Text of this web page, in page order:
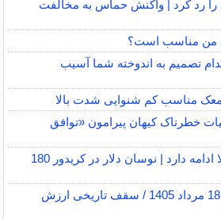
۱۵ بندی غزه را رد کرد | واکنش حماس به مخالفت
من مناسب است؟
تصمیم به اندوخته شما آسیب
خطرناک کیهان پیرامون «توافق
اصلاح قیمت‌ها در بازار طلا ادامه دارد | نوسان دلار در کریدور 180
پایان بورس امروز یکشنبه 18 مرداد 1405 / سقف تاریخی ارزش